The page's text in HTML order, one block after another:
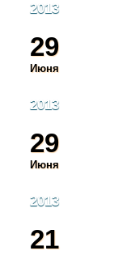
2013
29
Июня
2013
29
Июня
2013
21